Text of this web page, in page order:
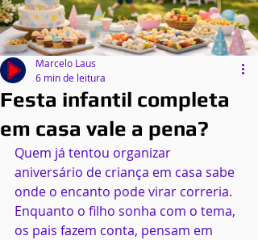
Festa infantil completa
em casa vale a pena?
Marcelo Laus
6 min de leitura
Quem já tentou organizar
aniversário de criança em casa sabe
onde o encanto pode virar correria.
Enquanto o filho sonha com o tema,
os pais fazem conta, pensam em